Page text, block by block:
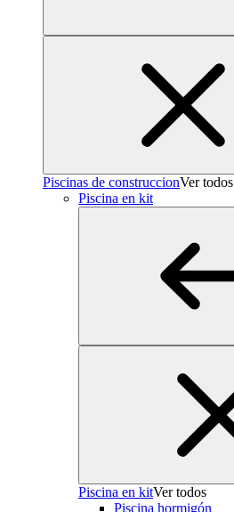
Piscinas de construccionVer todos
Piscina en kit
Piscina en kitVer todos
Piscina hormigón